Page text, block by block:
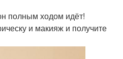
полным ходом идёт!
и макияж и получите